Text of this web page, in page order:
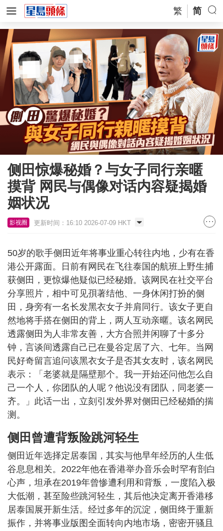
繁 简
侧田惊爆秘婚？与女子同行亲暱
摸背 网民与偶像对话内容疑揭婚
姻状况
影视圈 更新时间：16:10 2026-07-09 HKT
50岁的歌手侧田近年将事业重心转往内地，少有在香
港公开露面。日前有网民在飞往泰国的航班上野生捕
获侧田，更惊爆他疑似已经秘婚。该网民在社交平台
分享照片，相中可见孭著结他、一身休闲打扮的侧
田，身旁有一名长发黑衣女子并肩同行。该女子更自
然地将手搭在侧田的背上，两人互动亲暱。该名网民
透露侧田为人非常友善，大方合照并闲聊了十多分
钟，言谈间透露自己已在曼谷定居了六、七年。当网
民好奇留言追问该黑衣女子是否其女友时，该名网民
表示：「老婆就是隔壁那个。我一开始还问他怎么自
己一个人，你团队的人呢？他说没有团队，同老婆一
齐。」此话一出，立刻引发外界对侧田已经秘婚的揣
测。
侧田曾遭背叛险跳河轻生
侧田近年选择定居泰国，其实与他早年经历的人生低
谷息息相关。2022年他在香港举办音乐会时罕有剖白
心声，坦承在2019年曾惨遭利用和背叛，一度陷入极
大低潮，甚至险些跳河轻生，其后他决定离开香港移
居泰国展开新生活。经过多年的沉淀，侧田终于重新
振作，并将事业版图全面转向内地市场，密密开骚且